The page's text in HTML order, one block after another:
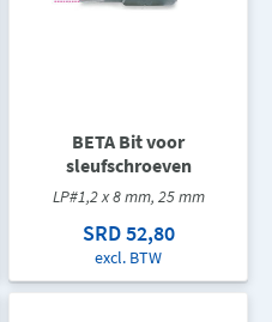
BETA Bit voor
sleufschroeven
LP#1,2 x 8 mm, 25 mm
SRD 52,80
excl. BTW